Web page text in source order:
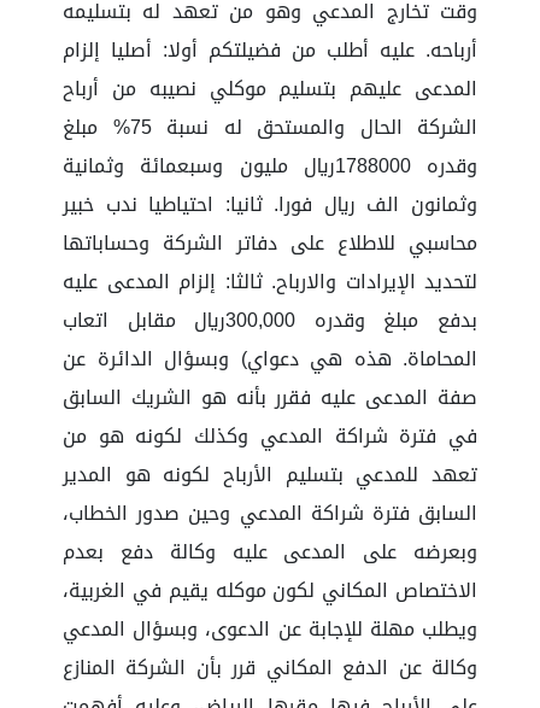
وقت تخارج المدعي وهو من تعهد له بتسليمه
أرباحه. عليه أطلب من فضيلتكم أولا: أصليا إلزام
المدعى عليهم بتسليم موكلي نصيبه من أرباح
الشركة الحال والمستحق له نسبة 75% مبلغ
وقدره 1788000ريال مليون وسبعمائة وثمانية
وثمانون الف ريال فورا. ثانيا: احتياطيا ندب خبير
محاسبي للاطلاع على دفاتر الشركة وحساباتها
لتحديد الإيرادات والارباح. ثالثا: إلزام المدعى عليه
بدفع مبلغ وقدره 300,000ريال مقابل اتعاب
المحاماة. هذه هي دعواي) وبسؤال الدائرة عن
صفة المدعى عليه فقرر بأنه هو الشريك السابق
في فترة شراكة المدعي وكذلك لكونه هو من
تعهد للمدعي بتسليم الأرباح لكونه هو المدير
السابق فترة شراكة المدعي وحين صدور الخطاب،
وبعرضه على المدعى عليه وكالة دفع بعدم
الاختصاص المكاني لكون موكله يقيم في الغربية،
ويطلب مهلة للإجابة عن الدعوى، وبسؤال المدعي
وكالة عن الدفع المكاني قرر بأن الشركة المنازع